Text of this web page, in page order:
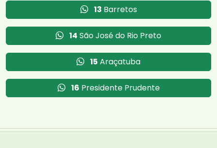
13 Barretos
14 São José do Rio Preto
15 Araçatuba
16 Presidente Prudente